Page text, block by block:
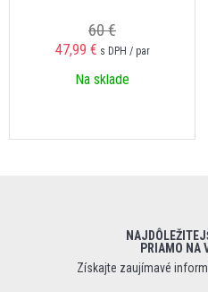
60 €
47,99 € s DPH / par
Na sklade
PRIAMO NA
Získajte zaujímavé